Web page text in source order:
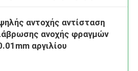
αντοχής αντίσταση
ανοχής φραγμών
αργιλίου